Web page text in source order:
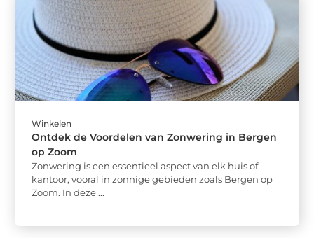
Winkelen
Ontdek de Voordelen van Zonwering in Bergen
op Zoom
Zonwering is een essentieel aspect van elk huis of
kantoor, vooral in zonnige gebieden zoals Bergen op
Zoom. In deze ...